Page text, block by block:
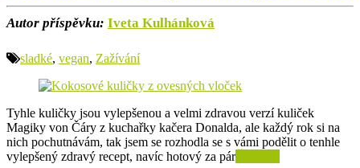
Autor příspěvku: Iveta Kulhánková
sladké, vegan, Zažívání
Tyhle kuličky jsou vylepšenou a velmi zdravou verzí kuliček
Magiky von Čáry z kuchařky kačera Donalda, ale každý rok si na
nich pochutnávám, tak jsem se rozhodla se s vámi podělit o tenhle
vylepšený zdravý recept, navíc hotový za pár